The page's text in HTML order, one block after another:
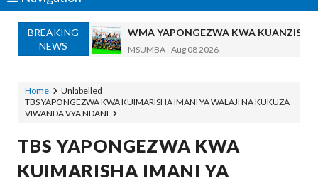
BREAKING
NEWS
WMA YAPONGEZWA KWA
MSUMBA-Aug 08 2026
TPDC YARIDHISHWA NA MAENDELEO
MKAKATI WA SERIKALI KUONGEZA THAMANI
Alex Sonna- Aug 07 2026
MRADI WA KITUO CHA KUONGEZA
Home
Unlabelled
TBS YAPONGEZWA KWA KUIMARISHA IMANI YA WALAJI NA KUKUZA
VIWANDA VYA NDANI
TBS YAPONGEZWA KWA
KUIMARISHA IMANI YA